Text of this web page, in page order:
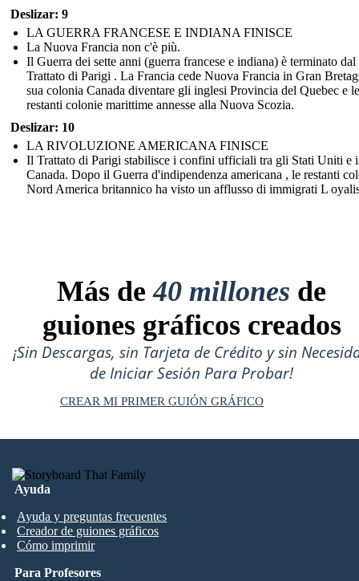
Deslizar: 9
LA GUERRA FRANCESE E INDIANA FINISCE
La Nuova Francia non c'è più.
Il Guerra dei sette anni (guerra francese e indiana) è terminato dal
Trattato di Parigi . La Francia cede Nuova Francia in Gran
sua colonia Canada diventare gli inglesi Provincia del Quebec e
restanti colonie marittime annesse alla Nuova Scozia.
Deslizar: 10
LA RIVOLUZIONE AMERICANA FINISCE
Il Trattato di Parigi stabilisce i confini ufficiali tra gli Stati Uniti e
Canada. Dopo il Guerra d'indipendenza americana , le restanti
Nord America britannico ha visto un afflusso di immigrati L
Más de40 millones de
guiones gráficos creados
¡Sin Descargas, sin Tarjeta de Crédito y sin
de Iniciar Sesión Para Probar!
CREAR MI PRIMER GUIÓN GRÁFICO
Ayuda
Ayuda y preguntas frecuentes
Creador de guiones gráficos
Cómo imprimir
Para Profesores